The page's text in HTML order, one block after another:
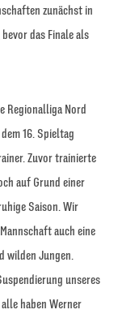
zunächst in
das Finale als
Regionalliga Nord
16. Spieltag
Zuvor trainierte
auf Grund einer
Saison. Wir
auch eine
wilden Jungen.
unseres
haben Werner